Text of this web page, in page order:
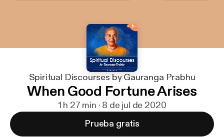
Spiritual Discourses by Gauranga Prabhu
When Good Fortune Arises
1 h 27 min · 8 de jul de 2020
Prueba gratis